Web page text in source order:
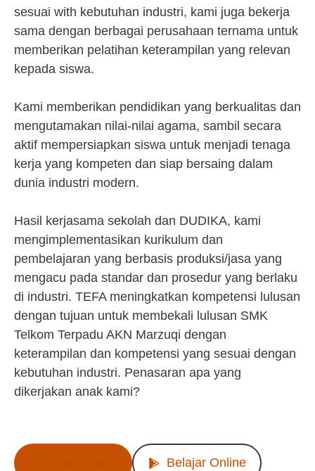
sesuai with kebutuhan industri, kami juga bekerja
sama dengan berbagai perusahaan ternama untuk
memberikan pelatihan keterampilan yang relevan
kepada siswa.
Kami memberikan pendidikan yang berkualitas dan
mengutamakan nilai-nilai agama, sambil secara
aktif mempersiapkan siswa untuk menjadi tenaga
kerja yang kompeten dan siap bersaing dalam
dunia industri modern.
Hasil kerjasama sekolah dan DUDIKA, kami
mengimplementasikan kurikulum dan
pembelajaran yang berbasis produksi/jasa yang
mengacu pada standar dan prosedur yang berlaku
di industri. TEFA meningkatkan kompetensi lulusan
dengan tujuan untuk membekali lulusan SMK
Telkom Terpadu AKN Marzuqi dengan
keterampilan dan kompetensi yang sesuai dengan
kebutuhan industri. Penasaran apa yang
dikerjakan anak kami?
Belajar Online